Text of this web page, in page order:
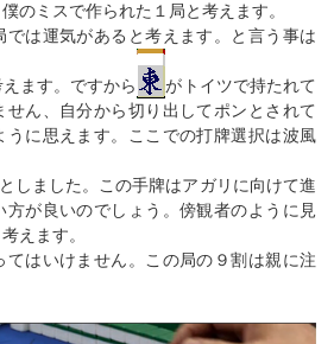
のミスで作られた１局と考えます。
では運気があると考えます。と言う事は
ます。ですから
がトイツで持たれて
せん、自分から切り出してポンとされて
うに思えます。ここでの打牌選択は波風
しました。この手牌はアガリに向けて進
方が良いのでしょう。傍観者のように見
えます。
てはいけません。この局の９割は親に注